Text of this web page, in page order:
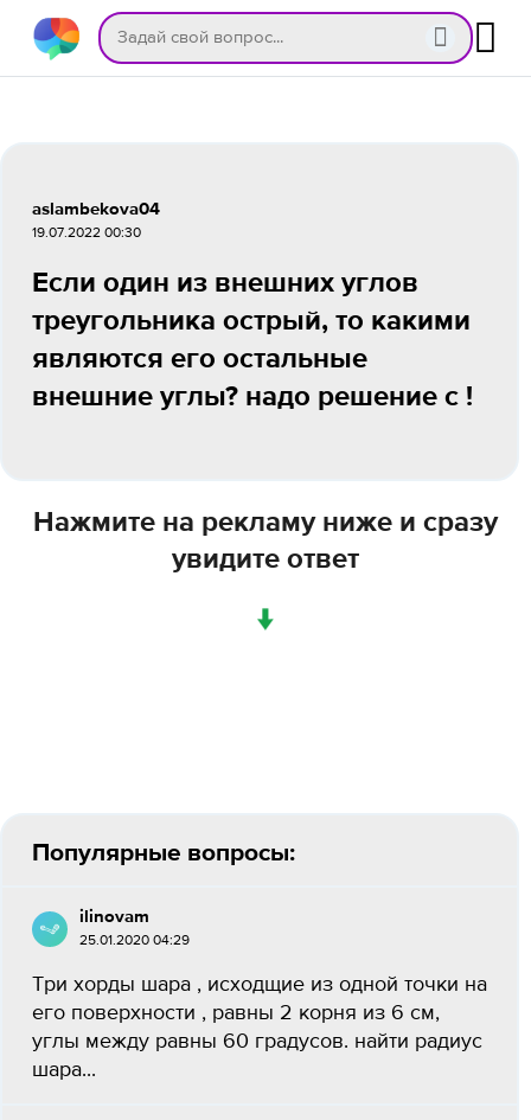
aslambekova04
19.07.2022 00:30
Если один из внешних углов
треугольника острый, то какими
являются его остальные
внешние углы? надо решение с !
Нажмите на рекламу ниже и сразу
увидите ответ
↓
Популярные вопросы:
ilinovam
25.01.2020 04:29
Три хорды шара , исходщие из одной точки на
его поверхности , равны 2 корня из 6 см,
углы между равны 60 градусов. найти радиус
шара...